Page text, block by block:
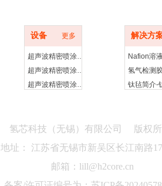
设备 更多
超声波精密喷涂仪260E-台式超声喷涂设备
超声波精密喷涂仪200E-台式超声喷涂设备
超声波精密喷涂仪500E-立式超声喷涂设备
RDE-MAX数字型旋转圆盘电极装置
纯铂5mm旋转圆盘电极头
膜电极精密热压机-手动款
解决方
氢芯科技（无锡）有限公司 版权
地址： 江苏省无锡市新吴区长江南路
邮箱：lill@h2core.cn